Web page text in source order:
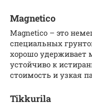
Magnetico
Magnetico – это
специальных
хорошо удерживает
устойчиво к
стоимость и узкая
Tikkurila